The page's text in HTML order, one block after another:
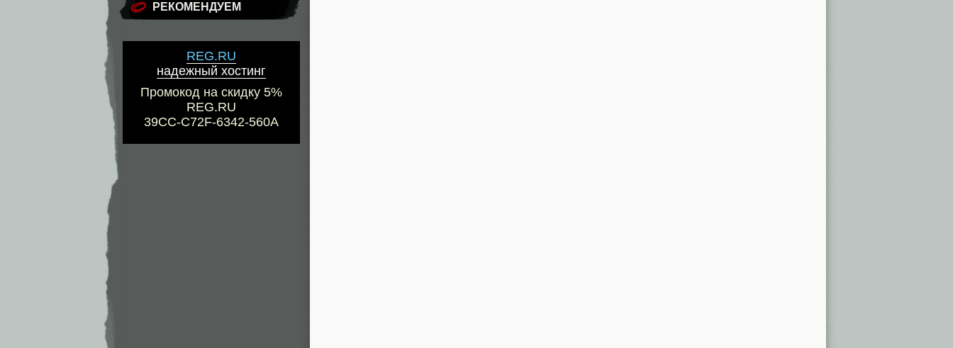
РЕКОМЕНДУЕМ
REG.RU
надежный хостинг
Промокод на скидку 5%
REG.RU
39CC-C72F-6342-560A